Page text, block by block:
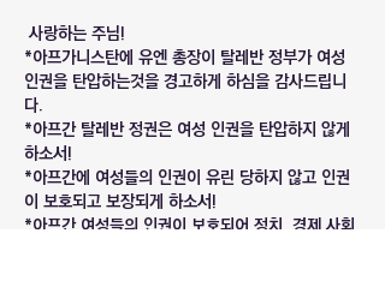
사랑하는 주님!
*아프가니스탄에 유엔 총장이 탈레반 정부가 여성
인권을 탄압하는것을 경고하게 하심을 감사드립니
다.
*아프간 탈레반 정권은 여성 인권을 탄압하지 않게
하소서!
*아프간에 여성들의 인권이 유린 당하지 않고 인권
이 보호되고 보장되게 하소서!
*아프간 여성들의 인권이 보호되어 정치, 경제,사회,